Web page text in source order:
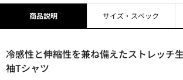
商品説明
冷感性と伸縮性を兼ね備えたストレッチ
袖Tシャツ
サイズ・スペック